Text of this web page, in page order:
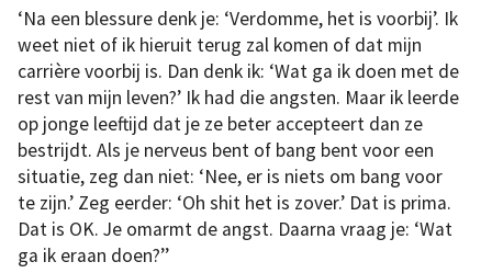
‘Na een blessure denk je: ‘Verdomme, het is voorbij’. Ik
weet niet of ik hieruit terug zal komen of dat mijn
carrière voorbij is. Dan denk ik: ‘Wat ga ik doen met de
rest van mijn leven?’ Ik had die angsten. Maar ik leerde
op jonge leeftijd dat je ze beter accepteert dan ze
bestrijdt. Als je nerveus bent of bang bent voor een
situatie, zeg dan niet: ‘Nee, er is niets om bang voor
te zijn.’ Zeg eerder: ‘Oh shit het is zover.’ Dat is prima.
Dat is OK. Je omarmt de angst. Daarna vraag je: ‘Wat
ga ik eraan doen?’’